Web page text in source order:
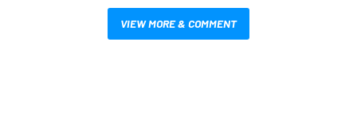
VIEW MORE & COMMENT